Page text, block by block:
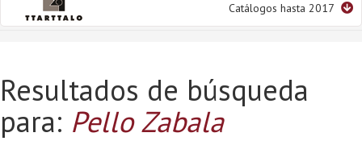
Catálogos hasta 2017
Resultados de búsqueda
para: Pello Zabala